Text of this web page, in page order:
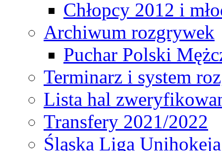
Chłopcy 2012 i
Archiwum rozgrywek
Puchar Polski
Terminarz i system
Lista hal
Transfery 2021/2022
Śląska Liga Unihokeja